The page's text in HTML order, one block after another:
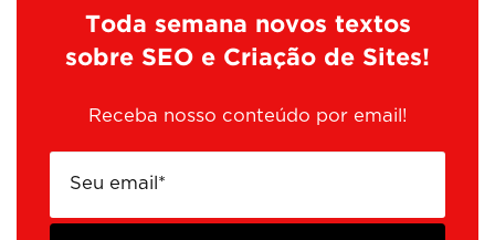
Toda semana novos textos
sobre SEO e Criação de Sites!
Receba nosso conteúdo por email!